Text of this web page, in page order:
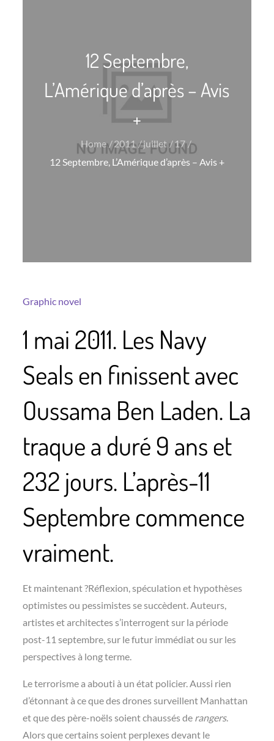
12 Septembre,
L’Amérique d’après – Avis
+
Home 2011 juillet
17
12 Septembre, L’Amérique d’après – Avis +
Graphic novel
1 mai 2011. Les Navy
Seals en finissent avec
Oussama Ben Laden. La
traque a duré 9 ans et
232 jours. L’après-11
Septembre commence
vraiment.
Et maintenant ?Réflexion, spéculation et hypothèses
optimistes ou pessimistes se succèdent. Auteurs,
artistes et architectes s’interrogent sur la période
post-11 septembre, sur le futur immédiat ou sur les
perspectives à long terme.
Le terrorisme a abouti à un état policier. Aussi rien
d’étonnant à ce que des drones surveillent Manhattan
et que des père-noëls soient chaussés de rangers.
Alors que certains soient perplexes devant le